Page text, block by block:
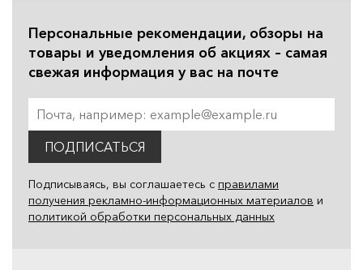
Персональные рекомендации, обзоры на
товары и уведомления об акциях – самая
свежая информация у вас на почте
ПОДПИСАТЬСЯ
Подписываясь, вы соглашаетесь с правилами
получения рекламно-информационных материалов и
политикой обработки персональных данных